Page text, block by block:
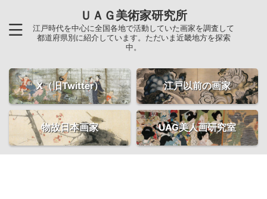
ＵＡＧ美術家研究所
江戸時代を中心に全国各地で活動していた画家を調査して
都道府県別に紹介しています。ただいま近畿地方を探索
中。
X（旧Twitter） 江戸以前の画家
物故日本画家 UAG美人画研究室